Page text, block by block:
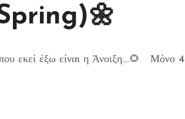
εκεί έξω είναι η Άνοιξη....🌻 Μόνο 4